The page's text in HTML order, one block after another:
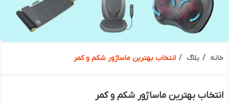
بلاگ انتخاب بهترین ماساژور شکم و کمر
بهترین ماساژور شکم و کمر